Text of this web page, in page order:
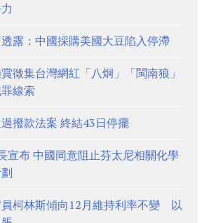
露：中國採購美國大豆陷入停滯
徵集台灣網紅「八炯」「閩南狼」
線索
撥款法案 終結43日停擺
宣布 中國同意阻止芬太尼相關化學
柯林斯傾向12月維持利率不變 以